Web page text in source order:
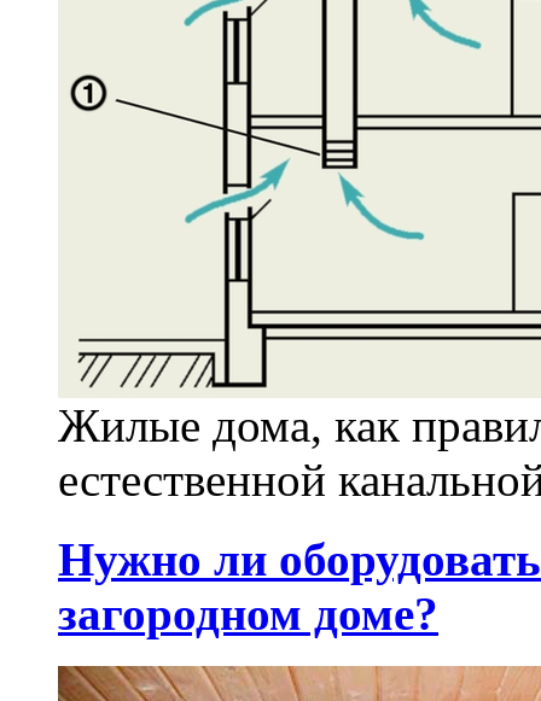
Жилые дома, как
естественной
Нужно ли
загородном доме?